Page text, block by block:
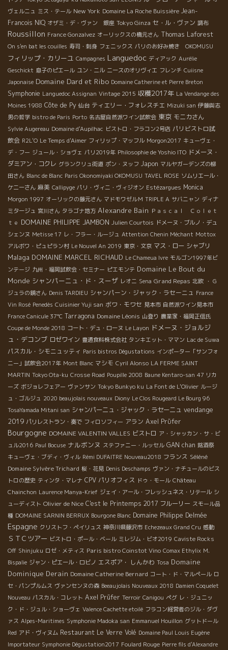
ヴェルニュ ミス・テール New York Domaine La Roche Buissière Jean-
Francois NIQ オザミ・デ・ヴァン 銀座 Tokyo Ginza セ・ル・ヴァン 調布
Roussillon France Gonzalvez オーリックスの橋元さん Thomas Laforest
On s'en bat les couilles 寿司・刺身 フェニックス パリのお好み焼き OKOMUSU
フィリップ・カリーユ Campagnes Languedoc ディアック Aurélie
Geschickt 息子のピエール ユン・ニル ニースのオリヴィエ フレンチ Cuiisne
Japonaise Domaine Dard et Ribo Domaine Catherine et Pierre Breton
Symphonie Languedoc Assignan Vintage 2015 収穫2017年 La Vendange des
Moines 1988 Côte de Py 仙台 ティエリー・フォレスチエ Mizuki san 伊藤與志
男の哲学 bistro de Paris Porto 名古屋自然派ワイン試飲会 東京 モニカさん
Sylvie Augereau Domaine d'Aupilhac ビストロ・フラコン2号店 パリビストロ試
飲会 R2L'O Le Temps d'Aimer フィリップ・マッフル Morgon2017 キューヴェ・
デ・フー ジュール・ショヴェ パリ2019年 Philosophie de Yoshio ITO ドメーヌ・
ダミアン・コクレ グランクリュ街道 ポン・ヌッフ Japon マルヤガーデンズの柳
田さん Blanc de Blanc Paris Okonomiyaki OKOMUSU TAVEL ROSE ソムリエール・
ケニーさん 麻美 Callipyge パリ・ヴィニ・ヴィジオン Estézargues Monica
Morgon 1997 オーリックの藤元さん マドモワゼルＭ TRIPLE A サバニャン ディナ
ミタージュ 宮川さん タラゴナ地方 Alexandre Bain Ｐａｓｃａｌ Ｃｏｌｅｔ
ｔｅ DOMAINE PHILIPPE JAMBON Julien Courtois ドメーヌ・ブルノ・デュ
シェンヌ Metisse 17 レ・フラー・ルージュ Attention Chenin Méchant Mottox
アルボワ・ピュピラン村 Le Nouvel An 2019 東京・文京 マス・ロー シャブリ
Malaga DOMAINE MARCEL RICHAUD Le Chameua Ivre モルゴン1997年ビ
ンテージ 九州・福岡試飲会・セミナー ピエモンテ Domaine Le Bout du
Monde シャンパーニュ・ド・スーザ レオニ Sena Grand Repas 北欧 ・ G
ジュラの鏡さん Denis TARDIEU シャンパーン・ジャック・ラセーニュ France
Vin Rosé Penedès Cuisinier Yuji san ボワ・モワセ 見本市 自然派ワイン見本市
France Canicule 37℃ Tarragona Domaine Léonis 山登り 農業家・福岡正信氏
Coupe de Monde 2018 コート・デュ・ローヌ Le Layon ドメーヌ・ジョルジ
ュ・デコンブ ロゼワイン 豊通食料株式会社 タンキエット・ママン Lac de Suwa
パスカル・シモニュッティ Paris bistros Dégustations インポーター「サンフォ
ニー」試飲会2017年 Mont Blanc マシモ Cyril Alonso LA FERME SAINT
MARTIN Tokyo Ota-ku Crosse Road Poupille 2008 Baune Kentaro-san 47 リカ
ーズ ボジョレフェアー ヴァンサン Tokyo Bunkyo ku La Font de L'Olivier ルージ
ュ・ゴルジュ 2020 beaujolais nouveaux Diony Le Clos Rougeard Le Bourg 96
TosaYamada Mitani san シャンパーニュ・ジャック・ラセーニュ vendange
2019 パリレストラン・奏で フィロソフィー アラン Axel Prϋfer
Bourgogne DOMAINE VALENTIN VALLES ビストロ ア・シャッカン・サ・ビ
ュル2016 Paul Bocuse ナルボンヌ ステファニー・ルッセル GAN chan 銘酒祭
キューヴェ・ブディ・ヴィル Rémi DUFAITRE Nouveau2018 フランス Séléné
Domaine Sylvère Trichard 桜・花見 Denis Deschamps ヴァン・ナチュールのビス
トロの歴史 ティンタ・マレナ CPV パリオフィス ドゥ・モール Château
Chainchon Laurence Manya-Krief ジェイ・アール・フレッシュネス・リテール シ
ューディスト Olivier de Nice C'est le Printemps 2017 フルーリー スモール品
種 DOMAINE SARNIN BERRUX Bourgone Blanc Domaine Philippe Delmée
Espagne クリストフ・ペイリュス 神奈川県藤沢市 Echezeaux Grand Cru 感動
ＳＴＣツアー ビストロ・ポール・ベール ミレジム・ビオ2019 Caviste Rocks
Off Shinjuku ロゼ・メティス Paris bistro Coinstot Vino Comax Ethylix M.
Bispalie ジャン・ピエール・ロビノ エスポア・ しんかわ Tosa Domaine
Dominique Derain Domaine Catherine Bernard コート・ド・マルペール ロ
セ・パンプルムス ヴァンセンヌの森 Beeaujolais Nouveaux 2018 Damien Coquelet
Nouveau パスカル・コレット Axel Prüfer Terroir Canigou ペグ レ・ジュニッ
ク・ド・ジュル・ショーヴェ Valence Cachette etoilé フラコン経営者のジル・ダヴ
ァス Alpes-Maritimes Symphonie Madoka san Emmanuel Houillon グットドール
Red アド・ヴィヌム Restaurant Le Verre Volé Domaine Paul Louis Eugène
Importateur Symphonie Dégustation2017 Foulard Rouge Pierre fils d'Alexandre